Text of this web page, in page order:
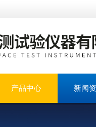
产品中心 新闻